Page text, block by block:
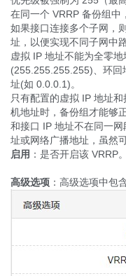
在同一个 VRRP 备份组中
如果接口连接多个子网，
址，以便实现不同子网中
虚拟 IP 地址不能为全零
(255.255.255.255)、环回
址(如 0.0.0.1)。
只有配置的虚拟 IP 地址
机地址时，备份组才能够
和接口 IP 地址不在同一
址或网络广播地址，虽然
启用 ：是否开启该 VRRP。
高级选项 ：高级选项中包